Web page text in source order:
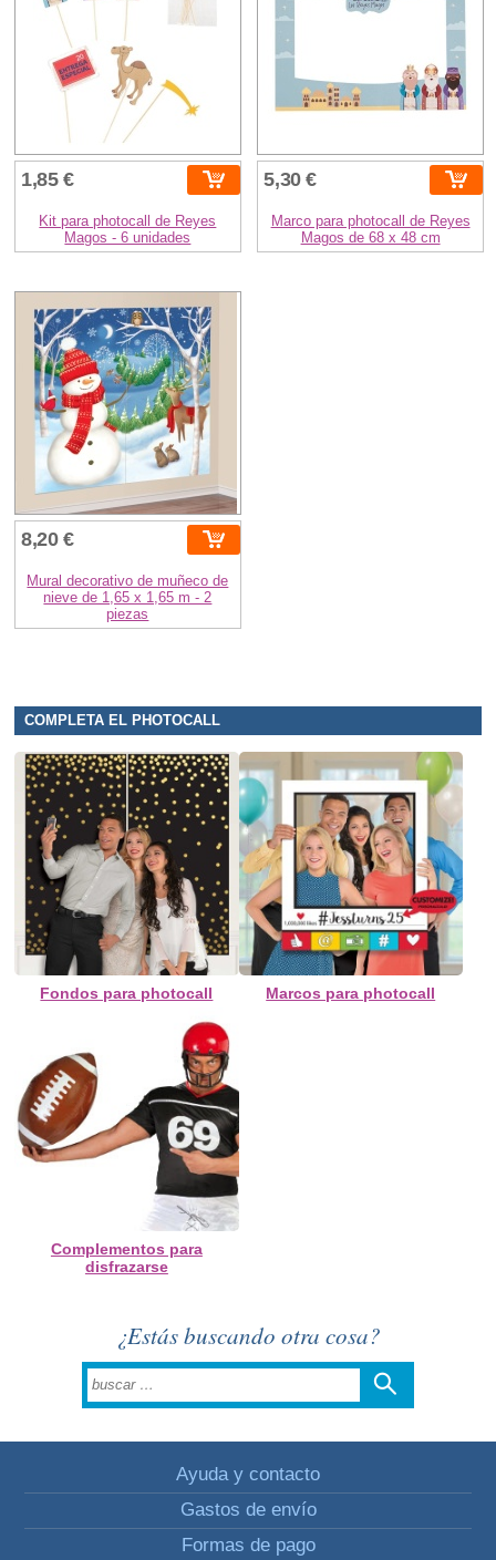
1,85 €
Kit para photocall de Reyes
Magos - 6 unidades
5,30 €
Marco para photocall de Reyes
Magos de 68 x 48 cm
8,20 €
Mural decorativo de muñeco de
nieve de 1,65 x 1,65 m - 2
piezas
COMPLETA EL PHOTOCALL
Fondos para photocall Marcos para photocall
Complementos para
disfrazarse
¿Estás buscando otra cosa?
Ayuda y contacto
Gastos de envío
Formas de pago